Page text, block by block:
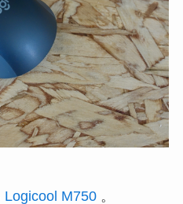
Logicool M750。